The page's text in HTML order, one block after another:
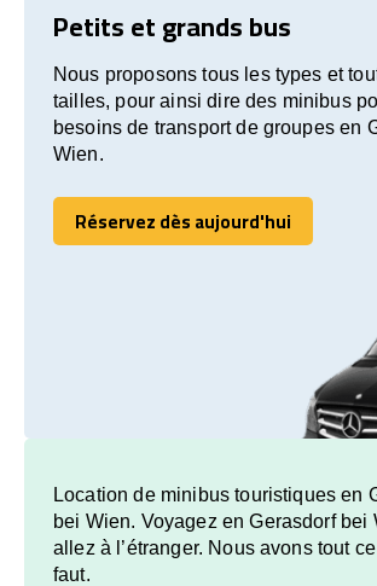
Petits et grands bus
Nous proposons tous les types et
tailles, pour ainsi dire des minibus
besoins de transport de groupes en
Wien.
Réservez dès aujourd'hui
Réservez dès aujourd'hui
Location de minibus touristiques en
bei Wien. Voyagez en Gerasdorf bei
allez à l’étranger. Nous avons tout
faut.